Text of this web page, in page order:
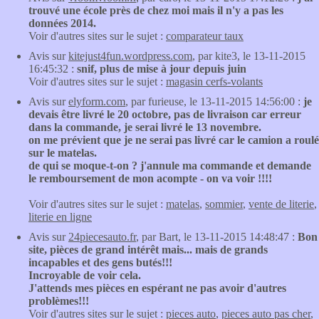
trouvé une école près de chez moi mais il n'y a pas les
données 2014.
Voir d'autres sites sur le sujet : comparateur taux
Avis surkitejust4fun.wordpress.com, par kite3, le 13-11-2015
16:45:32 : snif, plus de mise à jour depuis juin
Voir d'autres sites sur le sujet : magasin cerfs-volants
Avis surelyform.com, par furieuse, le 13-11-2015 14:56:00 : je
devais être livré le 20 octobre, pas de livraison car erreur
dans la commande, je serai livré le 13 novembre.
on me prévient que je ne serai pas livré car le camion a roulé
sur le matelas.
de qui se moque-t-on ? j'annule ma commande et demande
le remboursement de mon acompte - on va voir !!!!
Voir d'autres sites sur le sujet : matelas, sommier, vente de literie,
literie en ligne
Avis sur 24piecesauto.fr, par Bart, le 13-11-2015 14:48:47 : Bon
site, pièces de grand intérêt mais... mais de grands
incapables et des gens butés!!!
Incroyable de voir cela.
J'attends mes pièces en espérant ne pas avoir d'autres
problèmes!!!
Voir d'autres sites sur le sujet : pieces auto, pieces auto pas cher,